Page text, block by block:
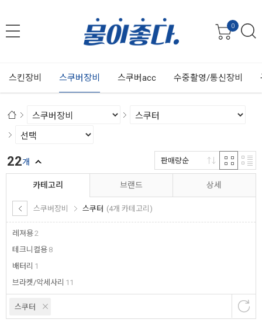
0
스킨장비 스쿠버장비 스쿠버acc 수중촬영/통신장비
카테고리
스쿠버장비 스쿠터 (4개 카테고리)
레져용2
테크니컬용 8
배터리 1
브라켓/악세사리 11
브랜드 상세
스쿠터
22개 판매량순